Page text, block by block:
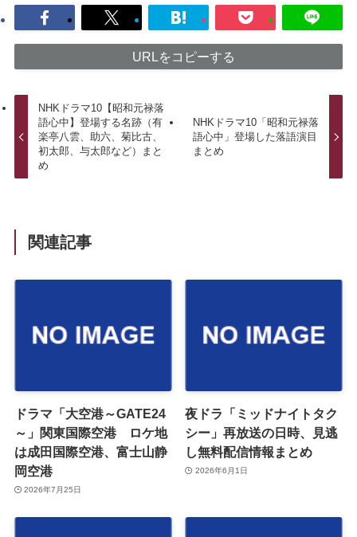
URLをコピーする
NHKドラマ10【昭和元禄落
語心中】登場する名跡（有
楽亭八雲、助六、菊比古、
初太郎、与太郎など）まと
め
NHKドラマ10「昭和元禄落
語心中」登場した落語演目
まとめ
関連記事
ドラマ「大空港～GATE24
～」関東国際空港 ロケ地
は成田国際空港、富士山静
岡空港
2026年7月25日
夜ドラ「ミッドナイトタク
シー」再放送の日時、見逃
し無料配信情報まとめ
2026年6月1日